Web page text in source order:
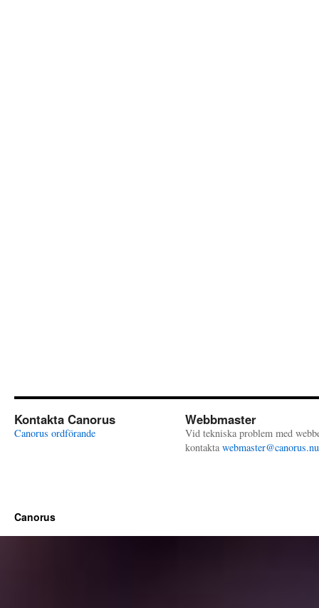
Kontakta Canorus
Canorus ordförande
Webbmaster
Vid tekniska problem med
kontakta
Canorus